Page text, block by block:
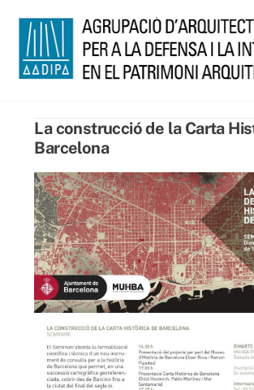
content
La construcció de la Carta
Barcelona